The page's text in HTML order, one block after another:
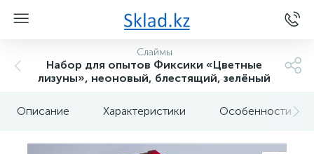
Слаймы
Набор для опытов Фиксики «Цветные
лизуны», неоновый, блестящий, зелёный
Описание Характеристики Особенности